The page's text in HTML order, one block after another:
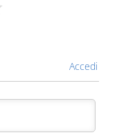
Accedi